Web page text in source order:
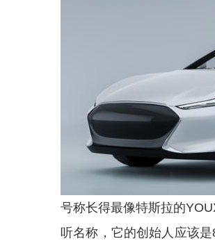
号称长得最像特斯拉的
听名称，它的创始人应该